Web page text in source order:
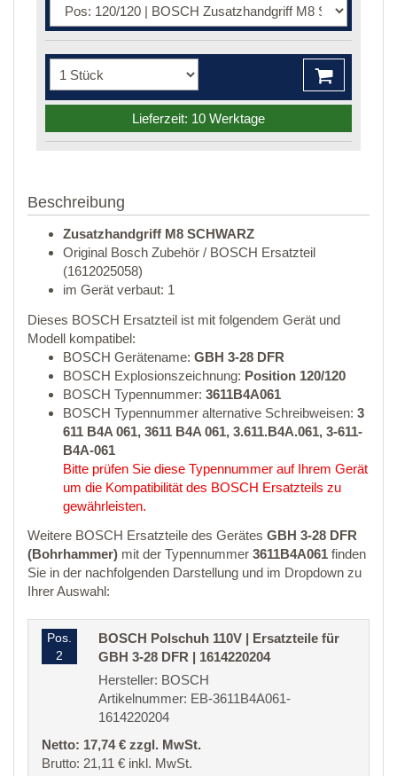
Lieferzeit: 10 Werktage
Beschreibung
Zusatzhandgriff M8 SCHWARZ
Original Bosch Zubehör / BOSCH Ersatzteil
(1612025058)
im Gerät verbaut: 1
Dieses BOSCH Ersatzteil ist mit folgendem Gerät und
Modell kompatibel:
BOSCH Gerätename: GBH 3-28 DFR
BOSCH Explosionszeichnung: Position 120/120
BOSCH Typennummer: 3611B4A061
BOSCH Typennummer alternative Schreibweisen: 3
611 B4A 061, 3611 B4A 061, 3.611.B4A.061, 3-611-
B4A-061
Bitte prüfen Sie diese Typennummer auf Ihrem Gerät
um die Kompatibilität des BOSCH Ersatzteils zu
gewährleisten.
Weitere BOSCH Ersatzteile des Gerätes GBH 3-28 DFR
(Bohrhammer) mit der Typennummer 3611B4A061 finden
Sie in der nachfolgenden Darstellung und im Dropdown zu
Ihrer Auswahl:
Pos.
2
BOSCH Polschuh 110V | Ersatzteile für
GBH 3-28 DFR | 1614220204
Hersteller: BOSCH
Artikelnummer: EB-3611B4A061-
1614220204
Netto: 17,74 € zzgl. MwSt.
Brutto: 21,11 € inkl. MwSt.